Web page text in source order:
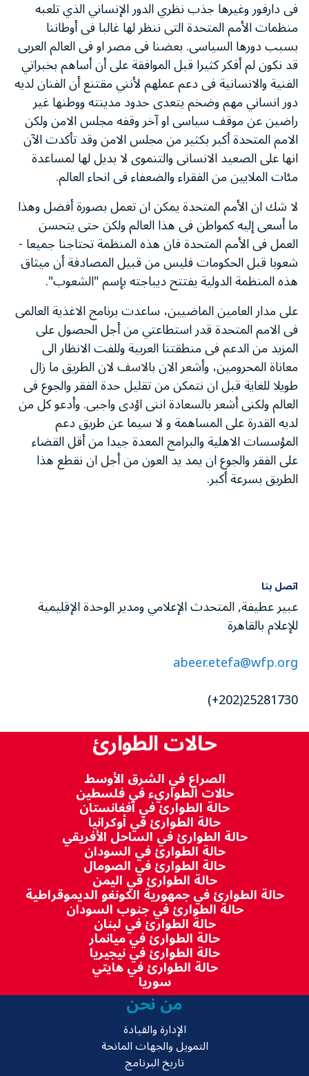
فى دارفور وغيرها جذب نظري الدور الإنساني الذي تلعبه
منظمات الأمم المتحدة التى ننظر لها غالبا فى أوطاننا
بسبب دورها السياسى. بعضنا فى مصر او فى العالم العربى
قد نكون لم أفكر كثيرا قبل الموافقة على أن أساهم بخبراتي
الفنية والانسانية فى دعم عملهم لأنني مقتنع أن الفنان لديه
دور انساني مهم وضخم يتعدى حدود مدينته ووطنها غير
راضين عن موقف سياسى او آخر وقفه مجلس الامن ولكن
الامم المتحدة أكبر بكثير من مجلس الامن وقد تأكدت الآن
انها على الصعيد الانسانى والتنموى لا بديل لها لمساعدة
مئات الملايين من الفقراء والضعفاء فى انحاء العالم.
لا شك ان الأمم المتحدة يمكن ان تعمل بصورة أفضل وهذا
ما أسعى إليه كمواطن فى هذا العالم ولكن حتى يتحسن
العمل فى الأمم المتحدة فان هذه المنظمة تحتاجنا جميعا -
شعوبا قبل الحكومات فليس من قبيل المصادفة أن ميثاق
هذه المنظمة الدولية يفتتح ديباجته بإسم "الشعوب".
على مدار العامين الماضيين، ساعدت برنامج الاغذية العالمى
فى الامم المتحدة قدر استطاعتي من أجل الحصول على
المزيد من الدعم فى منطقتنا العربية وللفت الانظار الى
معاناة المحرومين، وأشعر الان بالاسف لان الطريق ما زال
طويلا للغاية قبل ان نتمكن من تقليل حدة الفقر والجوع فى
العالم ولكنى أشعر بالسعادة اننى اؤدى واجبى. وأدعو كل من
لديه القدرة على المساهمة و لا سيما عن طريق دعم
المؤسسات الاهلية والبرامج المعدة جيدا من أقل القضاء
على الفقر والجوع ان يمد يد العون من أجل ان نقطع هذا
الطريق بسرعة أكبر.
اتصل بنا
عبير عطيفة, المتحدث الإعلامي ومدير الوحدة الإقليمية
للإعلام بالقاهرة
abeer.etefa@wfp.org
25281730(202+)
حالات الطوارئ
الصراع في الشرق الأوسط
حالات الطواريء في فلسطين
حالة الطوارئ في أفغانستان
حالة الطوارئ في أوكرانيا
حالة الطوارئ في الساحل الأفريقي
حالة الطوارئ في السودان
حالة الطوارئ في الصومال
حالة الطوارئ في اليمن
حالة الطوارئ في جمهورية الكونغو الديموقراطية
حالة الطوارئ في جنوب السودان
حالة الطوارئ في لبنان
حالة الطوارئ في ميانمار
حالة الطوارئ في نيجيريا
حالة الطوارئ في هايتي
سوريا
من نحن
الإدارة والقيادة
التمويل والجهات المانحة
تاريخ البرنامج